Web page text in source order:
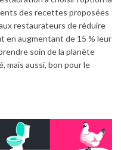
des recettes proposées
restaurateurs de réduire
en augmentant de 15 % leur
soin de la planète
mais aussi, bon pour le